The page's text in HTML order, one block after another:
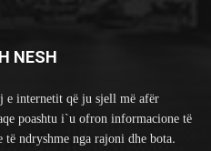
NESH
e internetit që ju sjell më afër
poashtu i`u ofron informacione të
ndryshme nga rajoni dhe bota.